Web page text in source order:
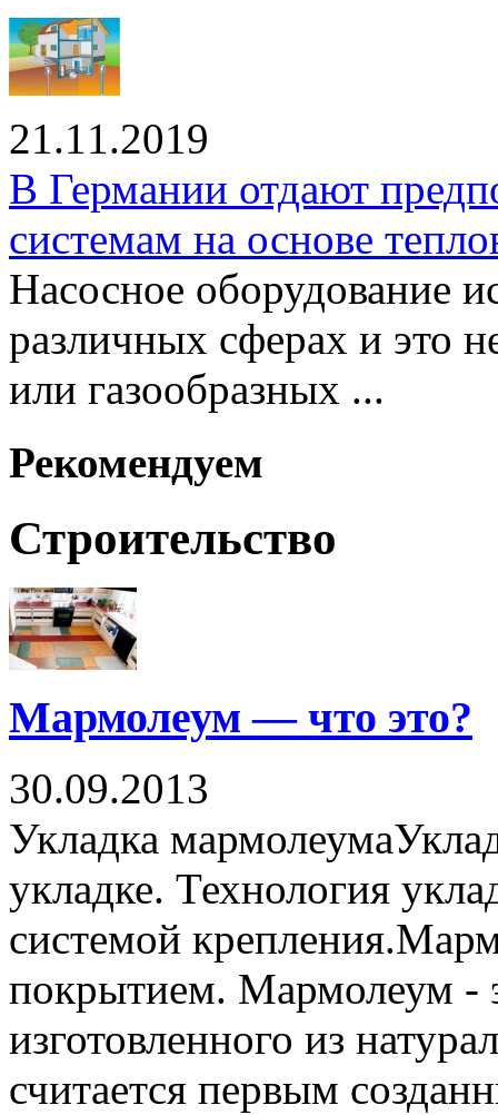
21.11.2019
В Германии отдают
системам на основе
Насосное оборудование
различных сферах и это
или газообразных ...
Рекомендуем
Строительство
Мармолеум — что это?
30.09.2013
Укладка
укладке. Технология
системой
покрытием. Мармолеум -
изготовленного из
считается первым